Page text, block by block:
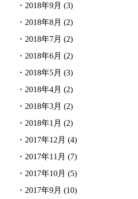
・ 2018年9月 (3)
・ 2018年8月 (2)
・ 2018年7月 (2)
・ 2018年6月 (2)
・ 2018年5月 (3)
・ 2018年4月 (2)
・ 2018年3月 (2)
・ 2018年1月 (2)
・ 2017年12月 (4)
・ 2017年11月 (7)
・ 2017年10月 (5)
・ 2017年9月 (10)